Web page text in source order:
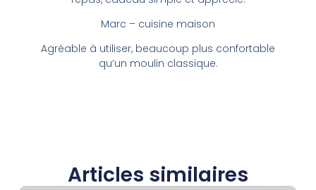
Marc – cuisine maison
Agréable à utiliser, beaucoup plus confortable
qu’un moulin classique.
Articles similaires